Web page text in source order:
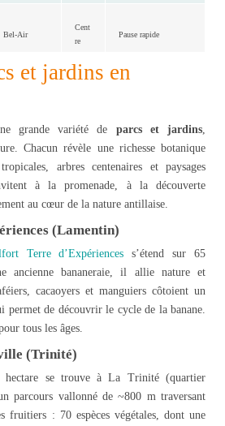
Bel-Air
Cent
re
Pause rapide
et jardins en
grande variété de parcs et jardins,
Chacun révèle une richesse botanique
arbres centenaires et paysages
à la promenade, à la découverte
au cœur de la nature antillaise.
(Lamentin)
Terre d’Expériences s’étend sur 65
ancienne bananeraie, il allie nature et
cacaoyers et manguiers côtoient un
permet de découvrir le cycle de la banane.
tous les âges.
(Trinité)
hectare se trouve à La Trinité (quartier
parcours vallonné de ~800 m traversant
fruitiers : 70 espèces végétales, dont une